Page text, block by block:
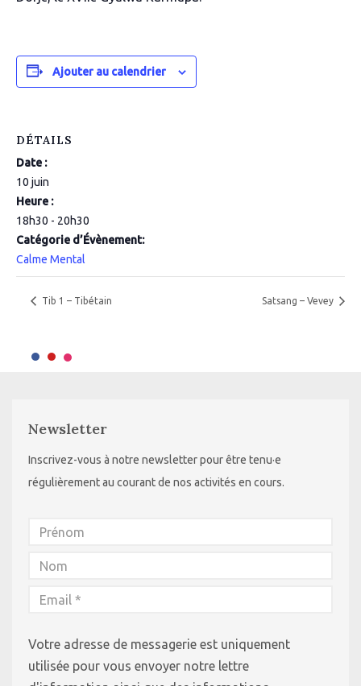
Ajouter au calendrier
DÉTAILS
Date :
10 juin
Heure :
18h30 - 20h30
Catégorie d’Évènement:
Calme Mental
Tib 1 – Tibétain Satsang – Vevey
Newsletter
Inscrivez-vous à notre newsletter pour être tenu·e
régulièrement au courant de nos activités en cours.
Votre adresse de messagerie est uniquement
utilisée pour vous envoyer notre lettre